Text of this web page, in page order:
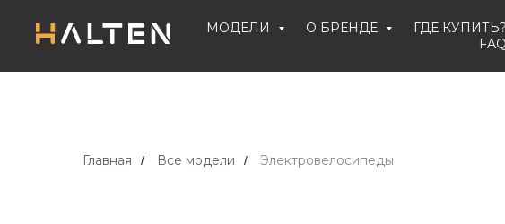
МОДЕЛИ О БРЕНДЕ ГДЕ КУПИТЬ?
FAQ
Главная / Все модели / Электровелосипеды